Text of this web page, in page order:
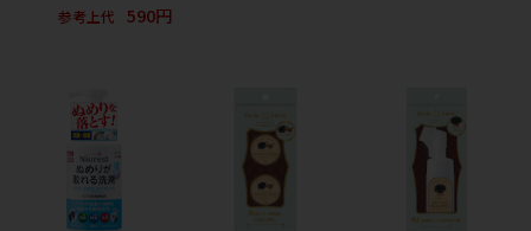
参考上代
590円